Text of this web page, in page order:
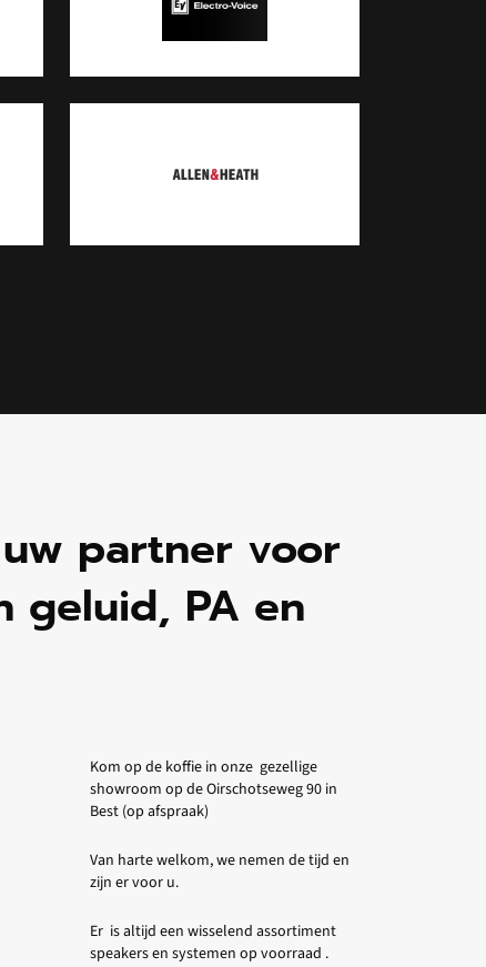
partner voor
geluid, PA en
Kom op de koffie in onze gezellige
showroom op de Oirschotseweg 90 in
Best (op afspraak)
Van harte welkom, we nemen de tijd en
zijn er voor u.
Er is altijd een wisselend assortiment
speakers en systemen op voorraad .